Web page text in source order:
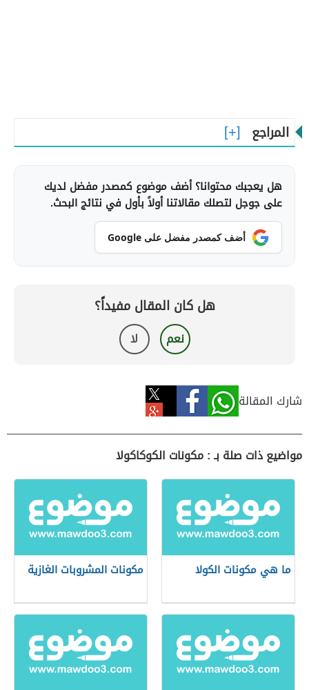
المراجع
هل يعجبك محتوانا؟ أضف موضوع كمصدر مفضل لديك
على جوجل لتصلك مقالاتنا أولاً بأول في نتائج البحث.
أضف كمصدر مفضل على Google
هل كان المقال مفيداً؟
نعم لا
شارك المقالة
مواضيع ذات صلة بـ : مكونات الكوكاكولا
ما هي مكونات الكولا مكونات المشروبات الغازية